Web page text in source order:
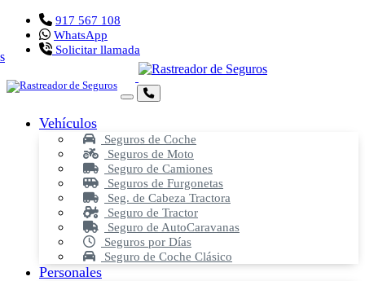
917 567 108
WhatsApp
Solicitar llamada
Vehículos
Seguros de Coche
Seguros de Moto
Seguro de Camiones
Seguros de Furgonetas
Seg. de Cabeza Tractora
Seguro de Tractor
Seguro de AutoCaravanas
Seguros por Días
Seguro de Coche Clásico
Personales